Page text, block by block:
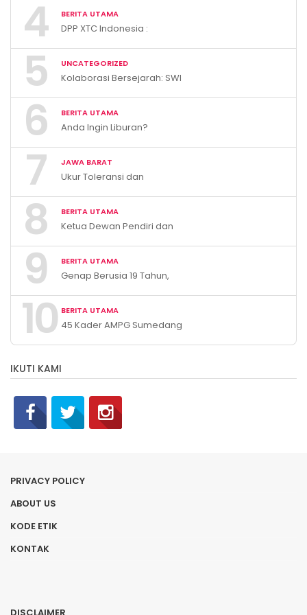
Smart Parenting di Desa
Cihanjuang KBB
4 BERITA UTAMA
DPP XTC Indonesia :
Bendera Tanpa Hak Akan
Ditindak”
5 UNCATEGORIZED
Kolaborasi Bersejarah: SWI
Kompetensi dan Pendidikan
Wartawan Nasional
6 BERITA UTAMA
Anda Ingin Liburan?
Panas Cileungsing
Sumedang!
7 JAWA BARAT
Ukur Toleransi dan
Luncurkan E-Survey Indeks
Harmoni Indonesia 2026
8 BERITA UTAMA
Ketua Dewan Pendiri dan
Ivan Rivky Kabira Berikan
Peryataan Sikap Terkait “XTC
9 BERITA UTAMA
Genap Berusia 19 Tahun,
Catat Tren Positif Indikator
Makro Ekonomi
10 BERITA UTAMA
45 Kader AMPG Sumedang
IKUTI KAMI
PRIVACY POLICY
ABOUT US
KODE ETIK
KONTAK